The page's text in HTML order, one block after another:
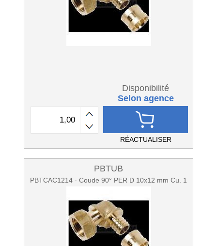
Disponibilité
Selon agence
RÉACTUALISER
PBTUB
PBTCAC1214 - Coude 90° PER D 10x12 mm Cu. 1